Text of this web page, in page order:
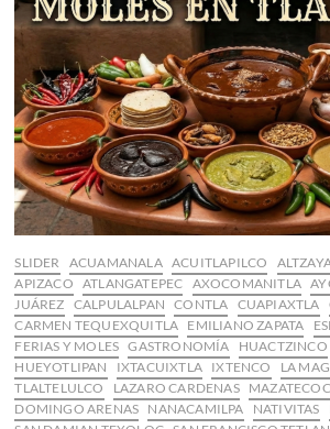
de
Carnaval
2026
SLIDER ACUAMANALA ACUITLAPILCO
APIZACO
ATLANGATEPEC AXOCOMANITLA
JUÁREZ CALPULALPAN CONTLA CUAPIAXTLA
CARMEN TEQUEXQUITLA EMILIANO ZAPATA
FERIAS Y MOLES GASTRONOMÍA HUACTZINCO
HUEYOTLIPAN
IXTACUIXTLA IXTENCO
LA
TLALTELULCO
LAZARO CARDENAS
DOMINGO ARENAS NANACAMILPA NATIVITAS